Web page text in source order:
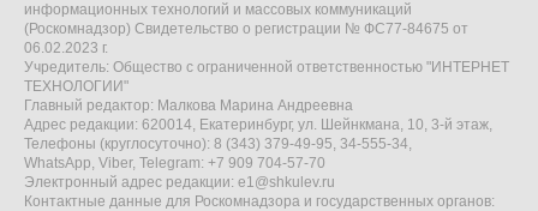
информационных технологий и массовых коммуникаций
(Роскомнадзор) Свидетельство о регистрации № ФС77-84675 от
06.02.2023 г.
Учредитель: Общество с ограниченной ответственностью "ИНТЕРНЕТ
ТЕХНОЛОГИИ"
Главный редактор: Малкова Марина Андреевна
Адрес редакции: 620014, Екатеринбург, ул. Шейнкмана, 10, 3-й этаж,
Телефоны (круглосуточно): 8 (343) 379-49-95, 34-555-34,
WhatsApp, Viber, Telegram: +7 909 704-57-70
Электронный адрес редакции: e1@shkulev.ru
Контактные данные для Роскомнадзора и государственных органов: